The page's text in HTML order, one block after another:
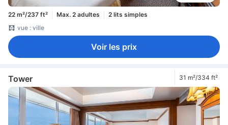
22 m²/237 ft² Max. 2 adultes
2 lits simples
vue : ville
Voir les prix
Tower 31 m²/334 ft²